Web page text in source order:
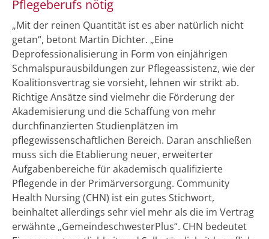
Pflegeberufs nötig
„Mit der reinen Quantität ist es aber natürlich nicht
getan“, betont Martin Dichter. „Eine
Deprofessionalisierung in Form von einjährigen
Schmalspurausbildungen zur Pflegeassistenz, wie der
Koalitionsvertrag sie vorsieht, lehnen wir strikt ab.
Richtige Ansätze sind vielmehr die Förderung der
Akademisierung und die Schaffung von mehr
durchfinanzierten Studienplätzen im
pflegewissenschaftlichen Bereich. Daran anschließen
muss sich die Etablierung neuer, erweiterter
Aufgabenbereiche für akademisch qualifizierte
Pflegende in der Primärversorgung. Community
Health Nursing (CHN) ist ein gutes Stichwort,
beinhaltet allerdings sehr viel mehr als die im Vertrag
erwähnte „GemeindeschwesterPlus“. CHN bedeutet